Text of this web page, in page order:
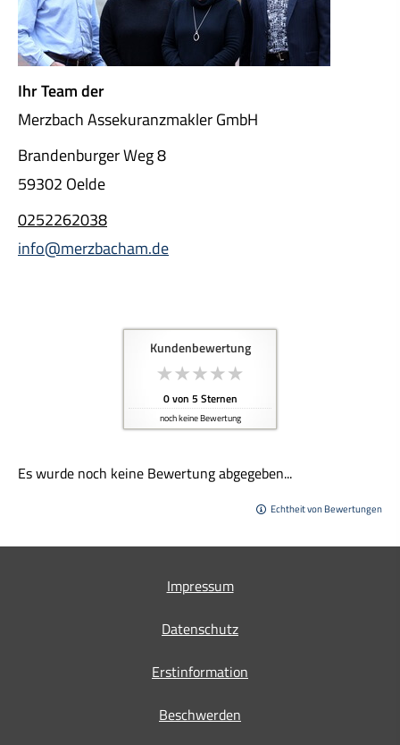
Ihr Team der
Merzbach Assekuranzmakler GmbH
Brandenburger Weg 8
59302 Oelde
0252262038
info@merzbacham.de
Kundenbewertung
0von 5 Sternen
noch keine Bewertung
Es wurde noch keine Bewertung abgegeben...
Echtheit von Bewertungen
Impressum
Datenschutz
Erstinformation
Beschwerden